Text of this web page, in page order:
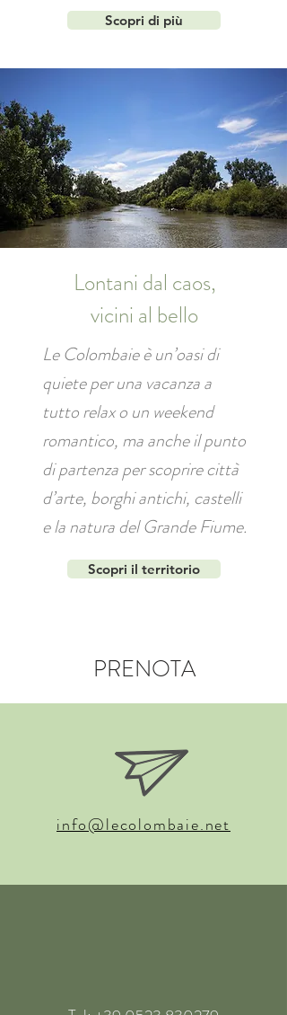
Scopri di più
Lontani dal caos,
vicini al bello
Le Colombaie è un’oasi di
quiete per una vacanza a
tutto relax o un weekend
romantico, ma anche il punto
di partenza per scoprire città
d’arte, borghi antichi, castelli
e la natura del Grande Fiume.
Scopri il territorio
PRENOTA
info@lecolombaie.net